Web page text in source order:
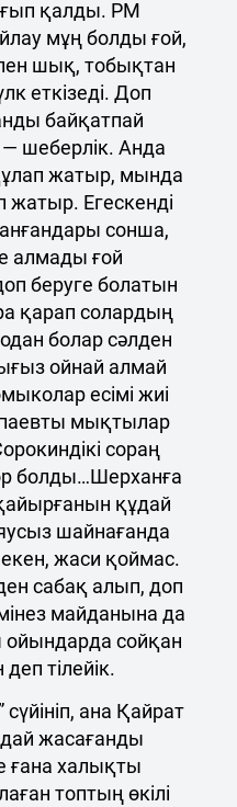
қалды. РМ
мұң болды ғой,
шық, тобықтан
еткізеді. Доп
байқатпай
шеберлік. Анда
жатыр, мында
жатыр. Егескенді
сонша,
алмады ғой
беруге болатын
қарап солардың
болар сәлден
ойнай алмай
есімі жиі
мықтылар
сораң
болды…Шерханға
құдай
шайнағанда
жаси қоймас.
сабақ алып, доп
майданына да
сойқан
тілейік.
ана Қайрат
жасағанды
халықты
топтың өкілі